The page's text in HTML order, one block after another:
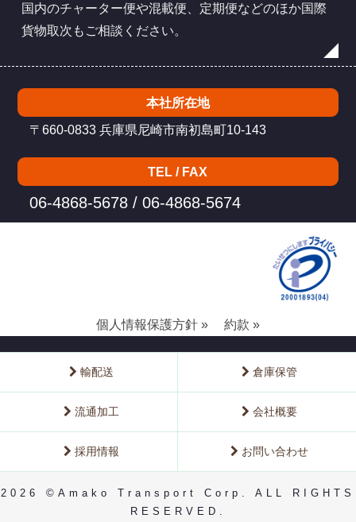
国内のチャーター便や混載便、定期便などのほか国際
貨物取次もご相談ください。
本社所在地
〒660-0833 兵庫県尼崎市南初島町10-143
TEL / FAX
06-4868-5678 / 06-4868-5674
個人情報保護方針 » 約款 »
輸配送 倉庫保管
流通加工 会社概要
採用情報 お問い合わせ
2026 ©Amako Transport Corp. ALL RIGHTS
RESERVED.